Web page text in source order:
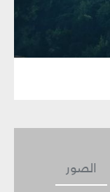
الصور